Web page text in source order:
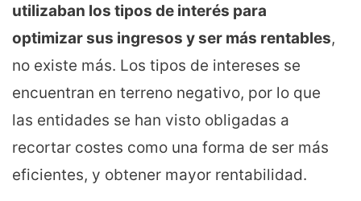
utilizaban los tipos de interés para
optimizar sus ingresos y ser más rentables,
no existe más. Los tipos de intereses se
encuentran en terreno negativo, por lo que
las entidades se han visto obligadas a
recortar costes como una forma de ser más
eficientes, y obtener mayor rentabilidad.